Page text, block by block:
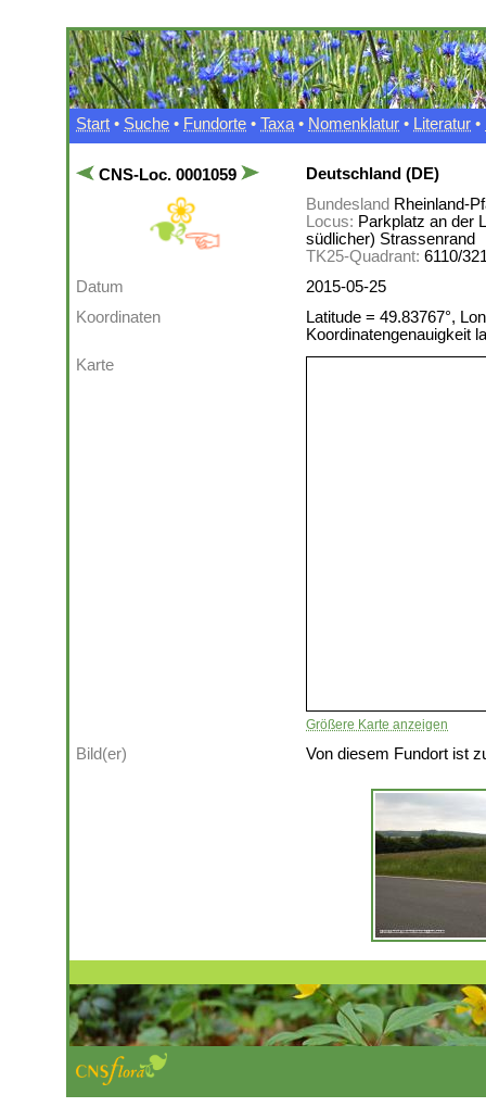
Start • Suche • Fundorte • Taxa • Nomenklatur • Literatur •
CNS-Loc. 0001059
Deutschland (DE)
Bundesland Rheinland-
Locus: Parkplatz an der
südlicher) Strassenrand
TK25-Quadrant: 6110/
Datum
2015-05-25
Koordinaten
Latitude = 49.83767°,
Koordinatengenauigkeit
Karte
Größere Karte anzeigen
Bild(er) Von diesem Fundort ist